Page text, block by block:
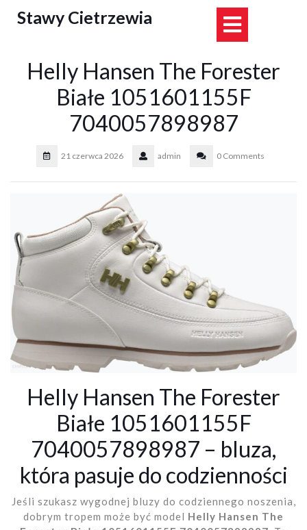
Stawy Cietrzewia
Helly Hansen The Forester
Białe 1051601155F
7040057898987
21 czerwca 2026 admin 0 Comments
Helly Hansen The Forester
Białe 1051601155F
7040057898987 – bluza,
która pasuje do codzienności
Jeśli szukasz wygodnej bluzy do codziennego noszenia,
dobrym tropem może być model Helly Hansen The